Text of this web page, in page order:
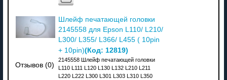
Отзывов (0)
Шлейф печатающей головки
2145558 для Epson L110/ L210/
L300/ L355/ L366/ L455 ( 10pin
+ 10pin)(Код: 12819)
2145558 Шлейф печатающей головки
L110 L111 L120 L130 L132 L210 L211
L220 L222 L300 L301 L303 L310 L350